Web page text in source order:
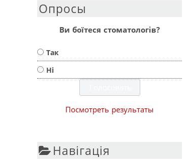
Опросы
Ви боїтеся стоматологів?
Так
Ні
Посмотреть результаты
Навігація